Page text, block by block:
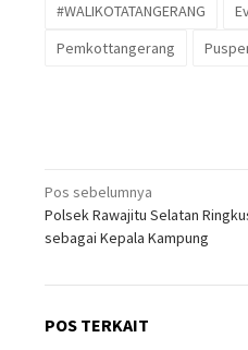
#WALIKOTATANGERANG
Pemkottangerang
Navigasi
pos
Pos sebelumnya
Polsek Rawajitu Selatan
sebagai Kepala Kampung
POS TERKAIT